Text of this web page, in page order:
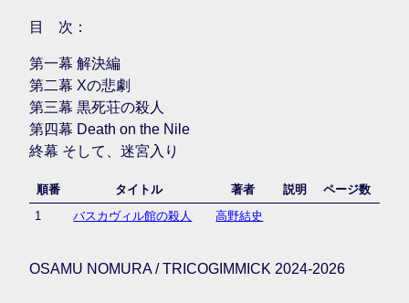
目 次：
第一幕 解決編
第二幕 Xの悲劇
第三幕 黒死荘の殺人
第四幕 Death on the Nile
終幕 そして、迷宮入り
順番 タイトル 著者 説明
ページ数
1
バスカヴィル館の殺人 高野結史
OSAMU NOMURA / TRICOGIMMICK 2024-2026